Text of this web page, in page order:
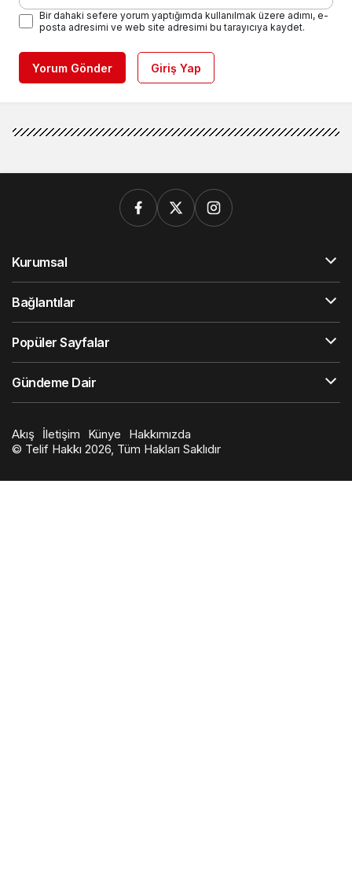
Bir dahaki sefere yorum yaptığımda kullanılmak üzere adımı, e-
posta adresimi ve web site adresimi bu tarayıcıya kaydet.
Yorum Gönder Giriş Yap
Kurumsal
Bağlantılar
Popüler Sayfalar
Gündeme Dair
Akış İletişim Künye
Hakkımızda
© Telif Hakkı 2026, Tüm Hakları Saklıdır